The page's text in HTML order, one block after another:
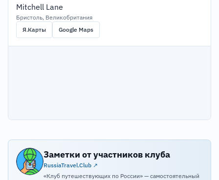
Mitchell Lane
Бристоль, Великобритания
Я.Карты
Google Maps
Заметки от участников клуба
RussiaTravel.Club ↗
«Клуб путешествующих по России» — самостоятельный